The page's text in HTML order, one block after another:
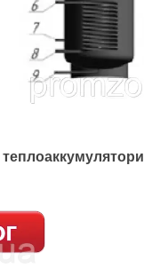
теплоаккумулятори